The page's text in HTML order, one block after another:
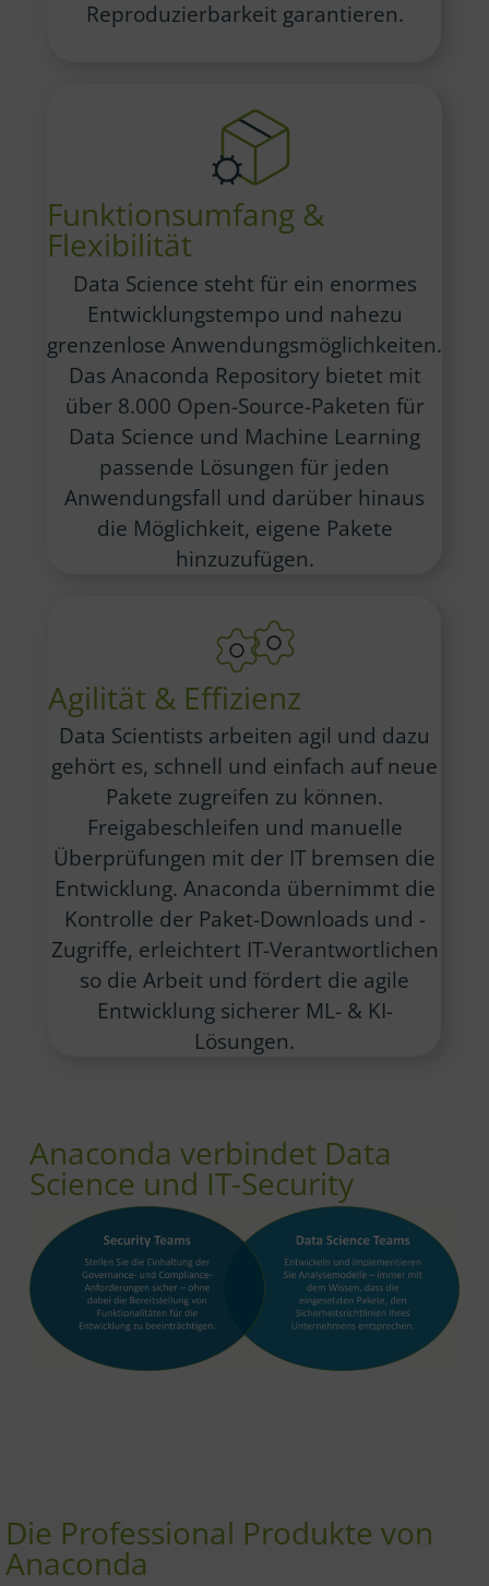
Reproduzierbarkeit garantieren.
Funktionsumfang &
Flexibilität
Data Science steht für ein enormes
Entwicklungstempo und nahezu
grenzenlose Anwendungsmöglichkeiten.
Das Anaconda Repository bietet mit
über 8.000 Open-Source-Paketen für
Data Science und Machine Learning
passende Lösungen für jeden
Anwendungsfall und darüber hinaus
die Möglichkeit, eigene Pakete
hinzuzufügen.
Agilität & Effizienz
Data Scientists arbeiten agil und dazu
gehört es, schnell und einfach auf neue
Pakete zugreifen zu können.
Freigabeschleifen und manuelle
Überprüfungen mit der IT bremsen die
Entwicklung. Anaconda übernimmt die
Kontrolle der Paket-Downloads und -
Zugriffe, erleichtert IT-Verantwortlichen
so die Arbeit und fördert die agile
Entwicklung sicherer ML- & KI-
Lösungen.
Anaconda verbindet Data
Science und IT-Security
Die Professional Produkte von
Anaconda